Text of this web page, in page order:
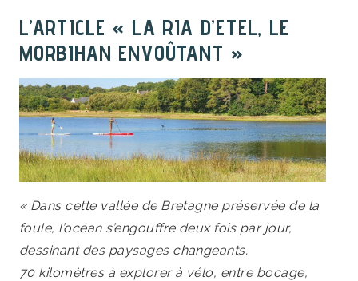
L’ARTICLE « LA RIA D’ETEL, LE
MORBIHAN ENVOÛTANT »
« Dans cette vallée de Bretagne préservée de la
foule, l’océan s’engouffre deux fois par jour,
dessinant des paysages changeants.
70 kilomètres à explorer à vélo, entre bocage,